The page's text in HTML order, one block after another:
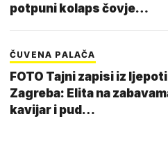
potpuni kolaps čovje…
ČUVENA PALAČA
FOTO Tajni zapisi iz ljepotice
Zagreba: Elita na zabavama jela
kavijar i pud…